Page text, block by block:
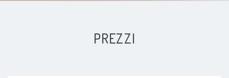
PREZZI